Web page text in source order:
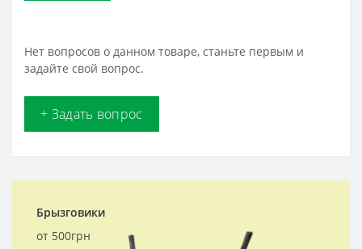
Нет вопросов о данном товаре, станьте первым и
задайте свой вопрос.
+ Задать вопрос
Брызговики
от 500грн